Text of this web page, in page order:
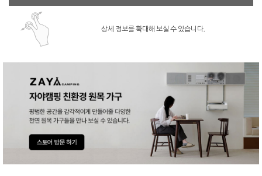
상세 정보를 확대해 보실 수 있습니다.